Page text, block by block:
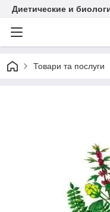
Диетические и
Товари та послуги